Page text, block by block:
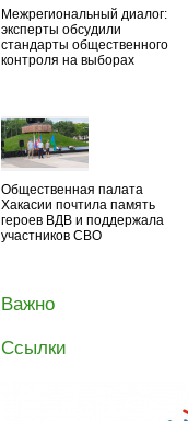
Межрегиональный диалог:
эксперты обсудили
стандарты общественного
контроля на выборах
Общественная палата
Хакасии почтила память
героев ВДВ и поддержала
участников СВО
Важно
Ссылки